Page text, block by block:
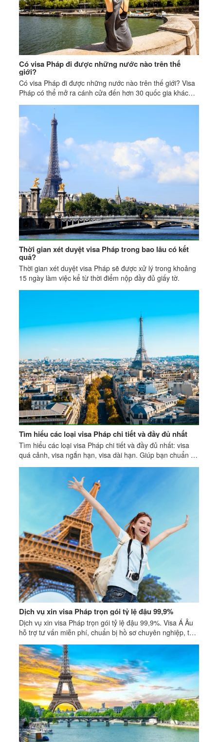
Có visa Pháp đi được những nước nào trên thế
giới?
Có visa Pháp đi được những nước nào trên thế giới? Visa
Pháp có thể mở ra cánh cửa đến hơn 30 quốc gia khác
Thời gian xét duyệt visa Pháp trong bao lâu có kết
quả?
Thời gian xét duyệt visa Pháp sẽ được xử lý trong khoảng
15 ngày làm việc kể từ thời điểm nộp đầy đủ giấy tờ.
Tìm hiểu các loại visa Pháp chi tiết và đầy đủ nhất
Tìm hiểu các loại visa Pháp chi tiết và đầy đủ nhất: visa
quá cảnh, visa ngắn hạn, visa dài hạn. Giúp bạn chuẩn bị
hồ sơ chính xác, dễ đậu visa hơn.
Dịch vụ xin visa Pháp trọn gói tỷ lệ đậu 99,9%
Dịch vụ xin visa Pháp trọn gói tỷ lệ đậu 99,9%. Visa Á Âu
hỗ trợ tư vấn miễn phí, chuẩn bị hồ sơ chuyên nghiệp, thủ
tục nhanh chóng.